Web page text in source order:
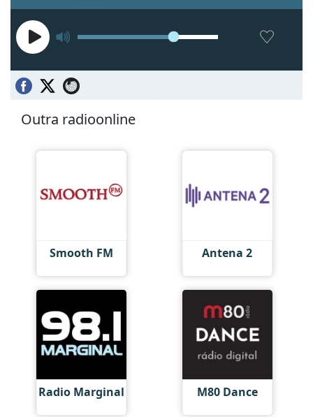
Outra radioonline
Smooth FM Antena 2
Radio Marginal M80 Dance